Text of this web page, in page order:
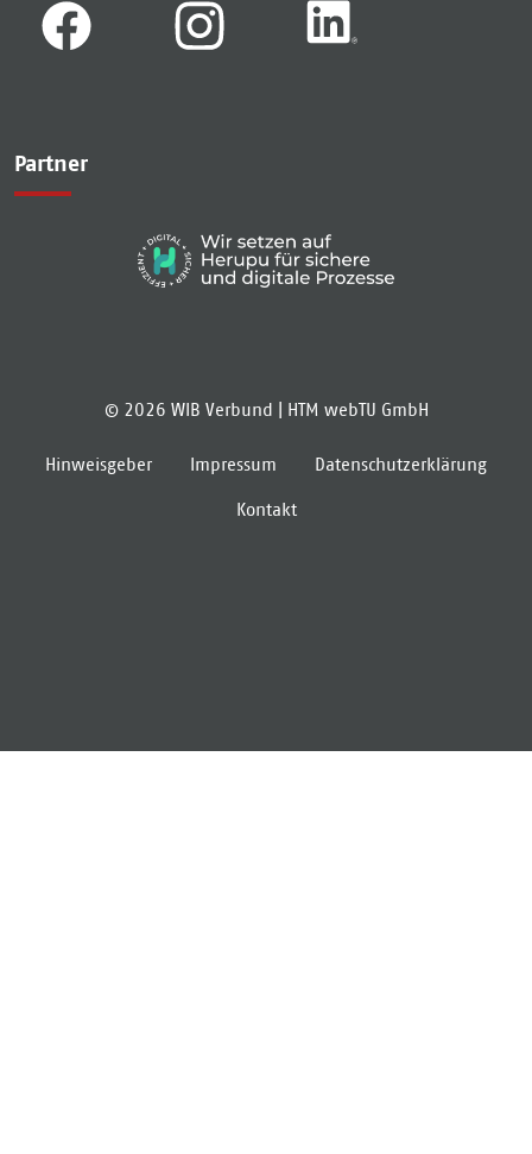
Partner
© 2026 WIB Verbund | HTM webTU GmbH
Hinweisgeber Impressum Datenschutzerklärung
Kontakt